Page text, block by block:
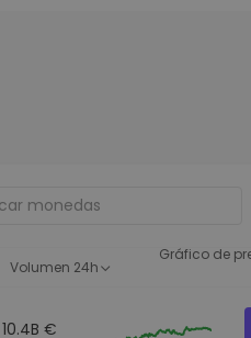
oportunidades de
inteligente para un
Volumen 24h
Gráfico de
10.4B €